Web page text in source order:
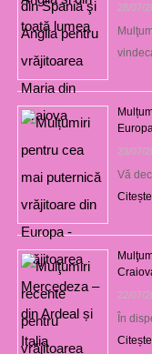
28/07/
23/07/
Vă
22/07/
În